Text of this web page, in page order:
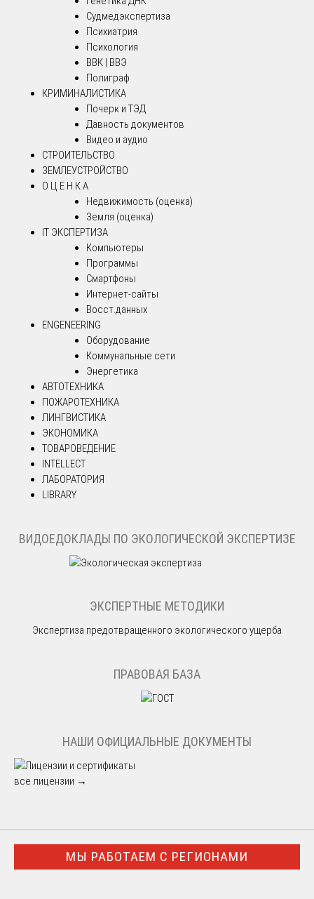
Судмедэкспертиза
Психиатрия
Психология
ВВК | ВВЭ
Полиграф
КРИМИНАЛИСТИКА
Почерк и ТЭД
Давность документов
Видео и аудио
СТРОИТЕЛЬСТВО
ЗЕМЛЕУСТРОЙСТВО
О Ц Е Н К А
Недвижимость (оценка)
Земля (оценка)
IT ЭКСПЕРТИЗА
Компьютеры
Программы
Смартфоны
Интернет-сайты
Восст.данных
ENGENEERING
Оборудование
Коммунальные сети
Энергетика
АВТОТЕХНИКА
ПОЖАРОТЕХНИКА
ЛИНГВИСТИКА
ЭКОНОМИКА
ТОВАРОВЕДЕНИЕ
INTELLECT
ЛАБОРАТОРИЯ
LIBRARY
ВИДОЕДОКЛАДЫ ПО ЭКОЛОГИЧЕСКОЙ ЭКСПЕРТИЗЕ
ЭКСПЕРТНЫЕ МЕТОДИКИ
Экспертиза предотвращенного экологического ущерба
ПРАВОВАЯ БАЗА
НАШИ ОФИЦИАЛЬНЫЕ ДОКУМЕНТЫ
все лицензии →
МЫ РАБОТАЕМ С РЕГИОНАМИ